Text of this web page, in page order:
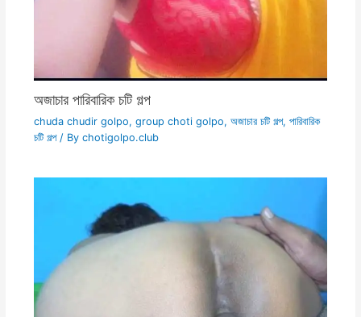
অজাচার পারিবারিক চটি গল্প
chuda chudir golpo, group choti golpo, অজাচার চটি গল্প, পারিবারিক
চটি গল্প/ By chotigolpo.club